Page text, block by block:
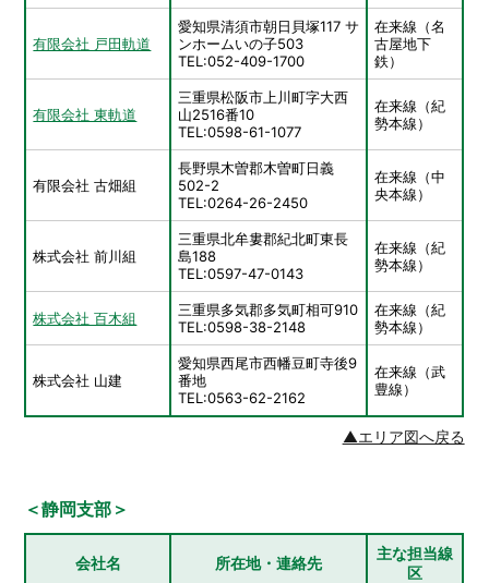
有限会社 戸田軌道
愛知県清須市朝日貝塚117 サ
ンホームいの子503
TEL:052-409-1700
在来線（名
古屋地下
鉄）
有限会社 東軌道
三重県松阪市上川町字大西
山2516番10
TEL:0598-61-1077
在来線（紀
勢本線）
有限会社 古畑組
長野県木曽郡木曽町日義
502-2
TEL:0264-26-2450
在来線（中
央本線）
株式会社 前川組
三重県北牟婁郡紀北町東長
島188
TEL:0597-47-0143
在来線（紀
勢本線）
株式会社 百木組
三重県多気郡多気町相可910
TEL:0598-38-2148
在来線（紀
勢本線）
株式会社 山建
愛知県西尾市西幡豆町寺後9
番地
TEL:0563-62-2162
在来線（武
豊線）
▲エリア図へ戻る
＜静岡支部＞
会社名 所在地・連絡先
主な担当線
区